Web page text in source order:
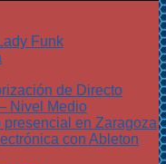
Funk
de Directo
Nivel Medio
en Zaragoza
con Ableton